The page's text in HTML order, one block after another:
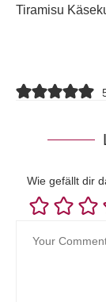
Tiramisu
Wie gefällt dir